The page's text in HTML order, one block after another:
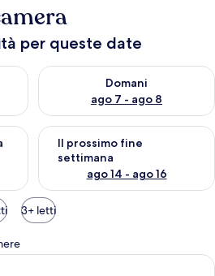
per queste date
sera, ago 6 - ago 7
Domani
ago 7 - ago 8
Verifica la disponibilità per
questo fine settimana, ago 7 - ago
Il prossimo fine
settimana
ago 14 - ago 16
Verifica la disponibilità per il
3+ letti
Minibar con snack e bevande